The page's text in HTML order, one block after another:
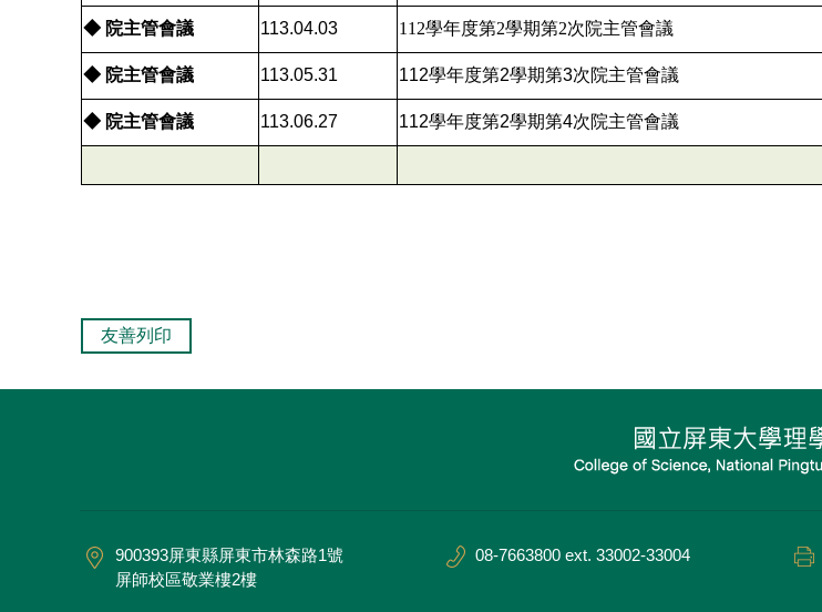
◆ 院主管會議 113.04.03 112學年度第2學期第2次院主管會議
◆ 院主管會議 113.05.31 112學年度第2學期第3次院主管會議
◆ 院主管會議 113.06.27 112學年度第2學期第4次院主管會議
友善列印
900393屏東縣屏東市林森路1號
屏師校區敬業樓2樓
08-7663800 ext. 33002-33004